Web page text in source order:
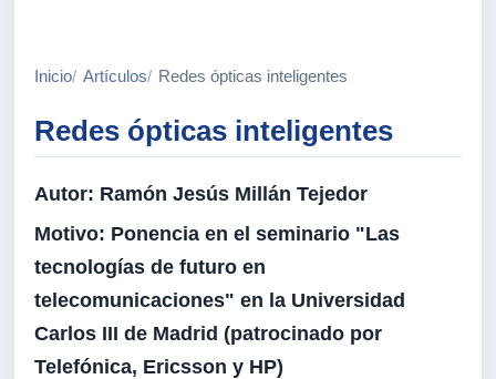
Inicio Artículos Redes ópticas inteligentes
Redes ópticas inteligentes
Autor: Ramón Jesús Millán Tejedor
Motivo: Ponencia en el seminario "Las
tecnologías de futuro en
telecomunicaciones" en la Universidad
Carlos III de Madrid (patrocinado por
Telefónica, Ericsson y HP)